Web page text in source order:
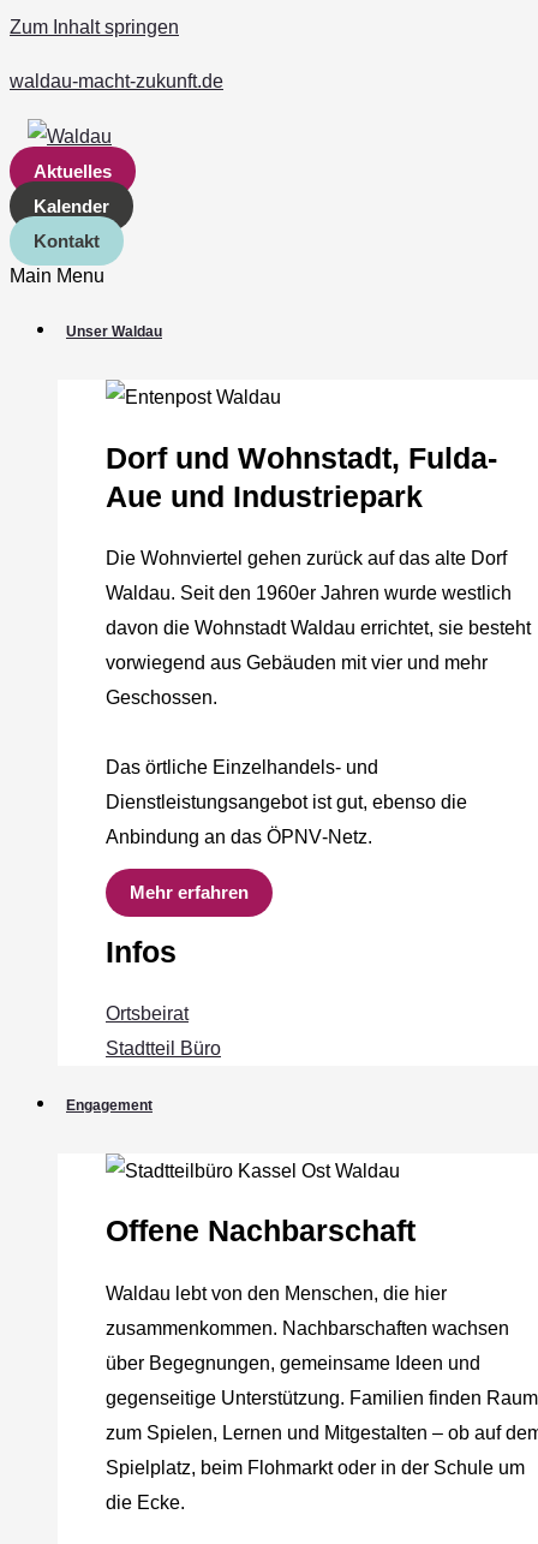
Zum Inhalt springen
waldau-macht-zukunft.de
Aktuelles
Kalender
Kontakt
Main Menu
Unser Waldau
Dorf und Wohnstadt, Fulda‐
Aue und Industriepark
Die Wohnviertel gehen zurück auf das alte Dorf
Waldau. Seit den 1960er Jahren wurde westlich
davon die Wohnstadt Waldau errichtet, sie besteht
vorwiegend aus Gebäuden mit vier und mehr
Geschossen.
Das örtliche Einzelhandels‐ und
Dienstleistungsangebot ist gut, ebenso die
Anbindung an das ÖPNV‐Netz.
Mehr erfahren
Infos
Ortsbeirat
Stadtteil Büro
Engagement
Offene Nachbarschaft
Waldau lebt von den Menschen, die hier
zusammenkommen. Nachbarschaften wachsen
über Begegnungen, gemeinsame Ideen und
gegenseitige Unterstützung. Familien finden Raum
zum Spielen, Lernen und Mitgestalten – ob auf
Spielplatz, beim Flohmarkt oder in der Schule um
die Ecke.